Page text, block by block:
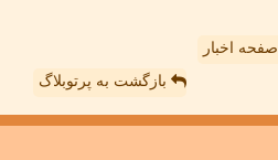
صفحه اخبار
بازگشت به پرتوبلاگ